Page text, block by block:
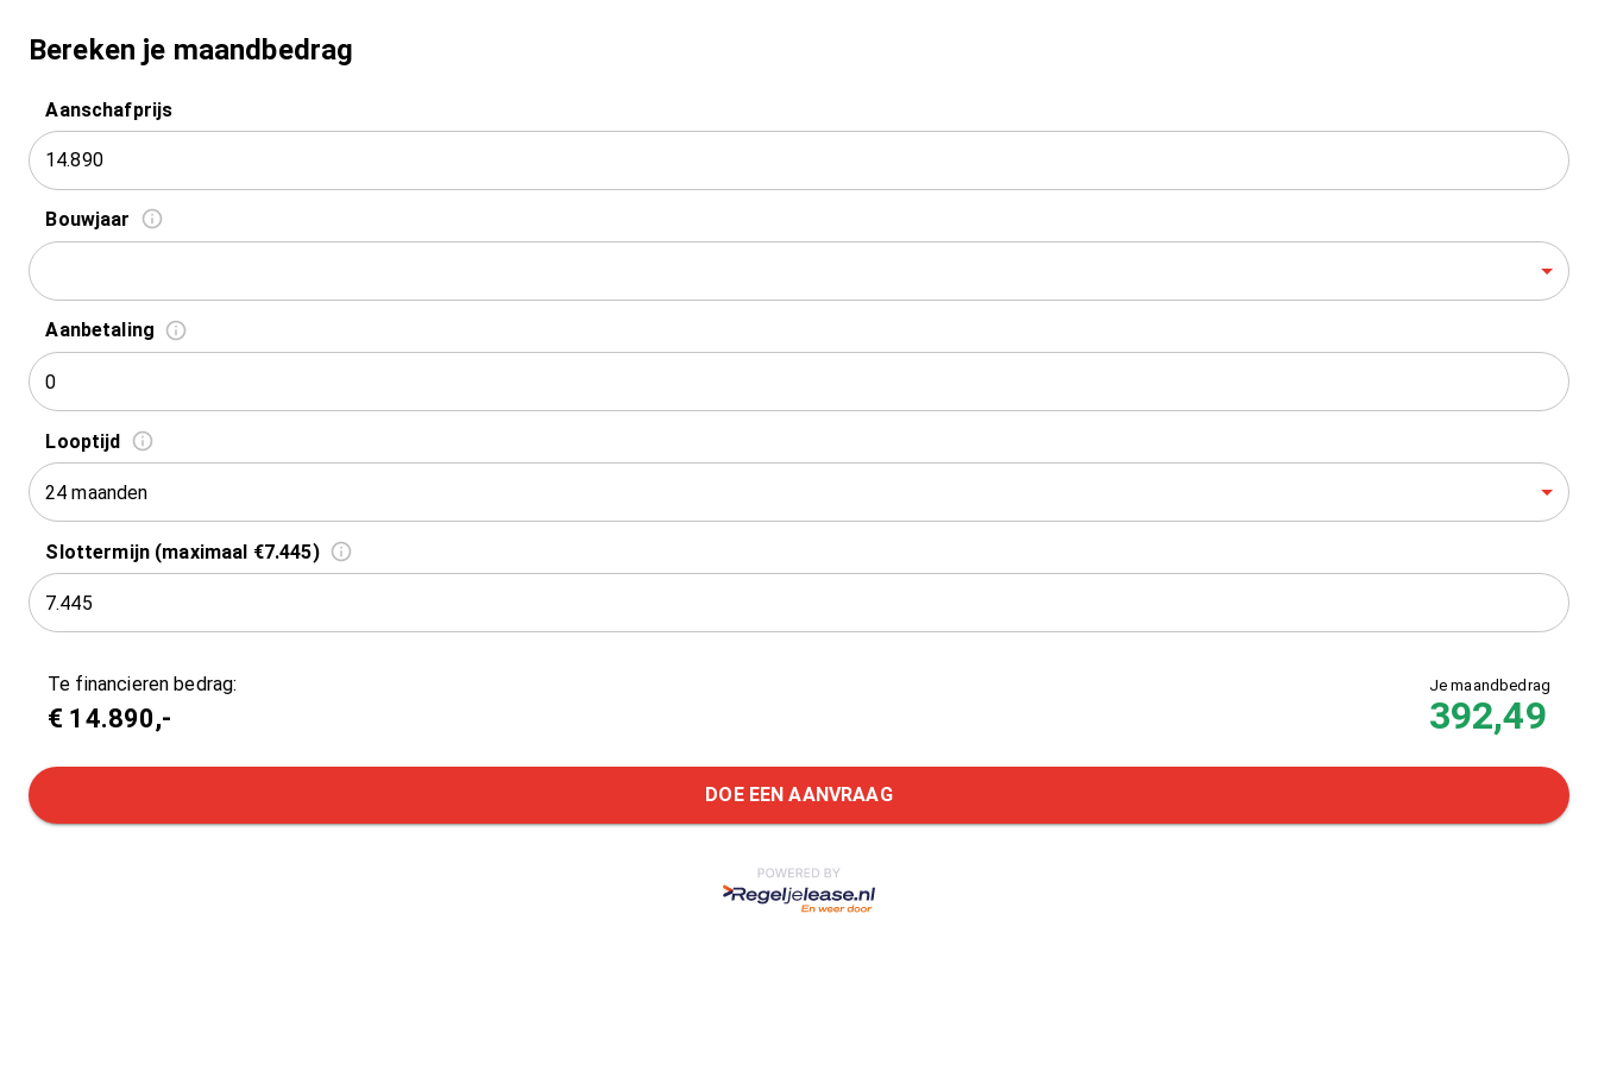
Bereken je maandbedrag
Aanschafprijs
Bouwjaar
Aanbetaling
Looptijd
24 maanden
Slottermijn (maximaal €7.445)
Te financieren bedrag:
€ 14.890,-
Je maandbedrag
392,49
DOE EEN AANVRAAG